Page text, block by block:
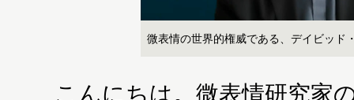
微表情の世界的権威である、デイビッド
こんにちは。微表情研究家